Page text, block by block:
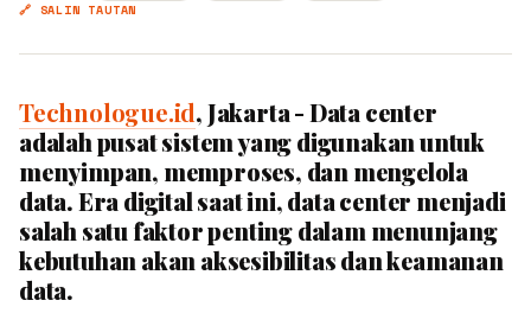
🔗 SALIN TAUTAN
Technologue.id, Jakarta - Data center
adalah pusat sistem yang digunakan untuk
menyimpan, memproses, dan mengelola
data. Era digital saat ini, data center menjadi
salah satu faktor penting dalam menunjang
kebutuhan akan aksesibilitas dan keamanan
data.